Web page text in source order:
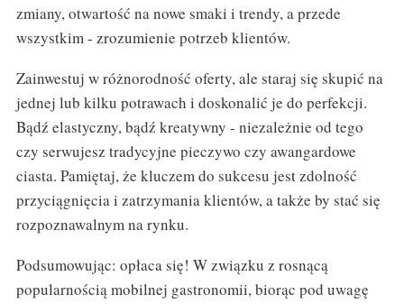
zmiany, otwartość na nowe smaki i trendy, a przede
wszystkim - zrozumienie potrzeb klientów.
Zainwestuj w różnorodność oferty, ale staraj się skupić na
jednej lub kilku potrawach i doskonalić je do perfekcji.
Bądź elastyczny, bądź kreatywny - niezależnie od tego
czy serwujesz tradycyjne pieczywo czy awangardowe
ciasta. Pamiętaj, że kluczem do sukcesu jest zdolność
przyciągnięcia i zatrzymania klientów, a także by stać się
rozpoznawalnym na rynku.
Podsumowując: opłaca się! W związku z rosnącą
popularnością mobilnej gastronomii, biorąc pod uwagę